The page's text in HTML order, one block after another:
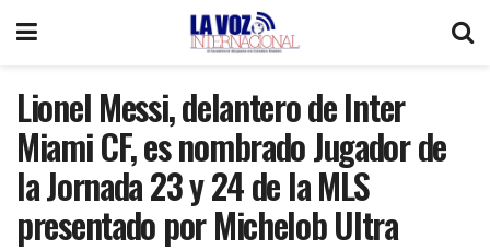
Lionel Messi, delantero de Inter
Miami CF, es nombrado Jugador de
la Jornada 23 y 24 de la MLS
presentado por Michelob Ultra